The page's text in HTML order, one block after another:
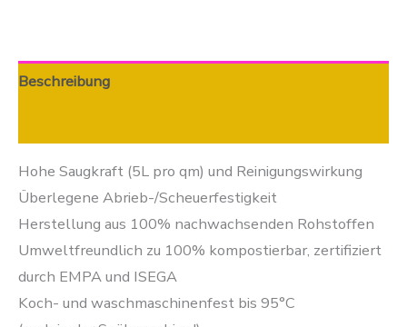
Beschreibung
Hohe Saugkraft (5L pro qm) und Reinigungswirkung
Überlegene Abrieb-/Scheuerfestigkeit
Herstellung aus 100% nachwachsenden Rohstoffen
Umweltfreundlich zu 100% kompostierbar, zertifiziert
durch EMPA und ISEGA
Koch- und waschmaschinenfest bis 95°C